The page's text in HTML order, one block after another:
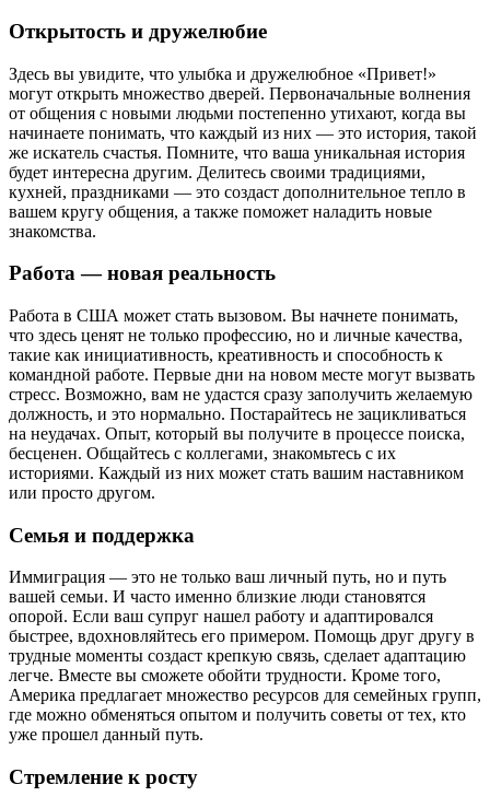
Открытость и дружелюбие
Здесь вы увидите, что улыбка и дружелюбное «Привет!»
могут открыть множество дверей. Первоначальные волнения
от общения с новыми людьми постепенно утихают, когда вы
начинаете понимать, что каждый из них — это история, такой
же искатель счастья. Помните, что ваша уникальная история
будет интересна другим. Делитесь своими традициями,
кухней, праздниками — это создаст дополнительное тепло в
вашем кругу общения, а также поможет наладить новые
знакомства.
Работа — новая реальность
Работа в США может стать вызовом. Вы начнете понимать,
что здесь ценят не только профессию, но и личные качества,
такие как инициативность, креативность и способность к
командной работе. Первые дни на новом месте могут вызвать
стресс. Возможно, вам не удастся сразу заполучить желаемую
должность, и это нормально. Постарайтесь не зацикливаться
на неудачах. Опыт, который вы получите в процессе поиска,
бесценен. Общайтесь с коллегами, знакомьтесь с их
историями. Каждый из них может стать вашим наставником
или просто другом.
Семья и поддержка
Иммиграция — это не только ваш личный путь, но и путь
вашей семьи. И часто именно близкие люди становятся
опорой. Если ваш супруг нашел работу и адаптировался
быстрее, вдохновляйтесь его примером. Помощь друг другу в
трудные моменты создаст крепкую связь, сделает адаптацию
легче. Вместе вы сможете обойти трудности. Кроме того,
Америка предлагает множество ресурсов для семейных групп,
где можно обменяться опытом и получить советы от тех, кто
уже прошел данный путь.
Стремление к росту